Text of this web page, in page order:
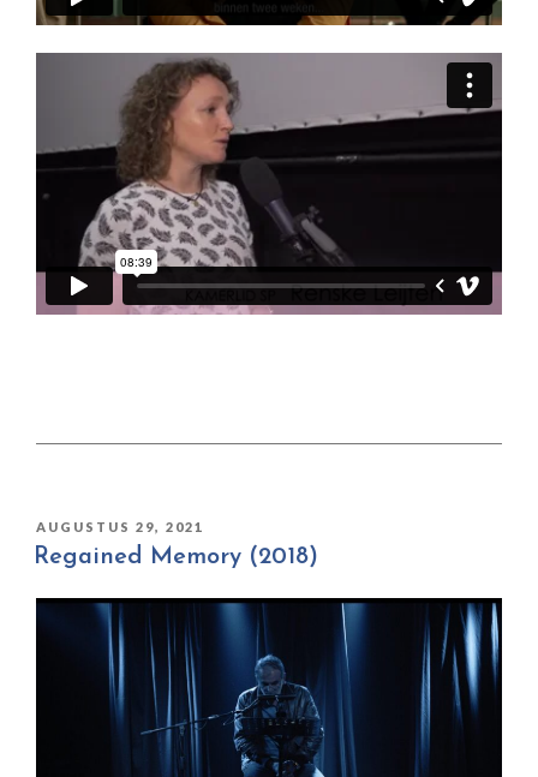
GEPLAATST
OP
AUGUSTUS 29, 2021
Regained Memory (2018)